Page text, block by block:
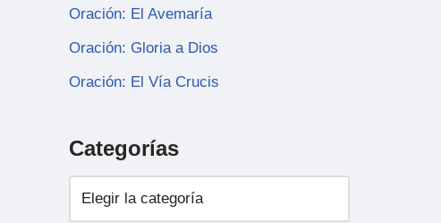
Oración: El Avemaría
Oración: Gloria a Dios
Oración: El Vía Crucis
Categorías